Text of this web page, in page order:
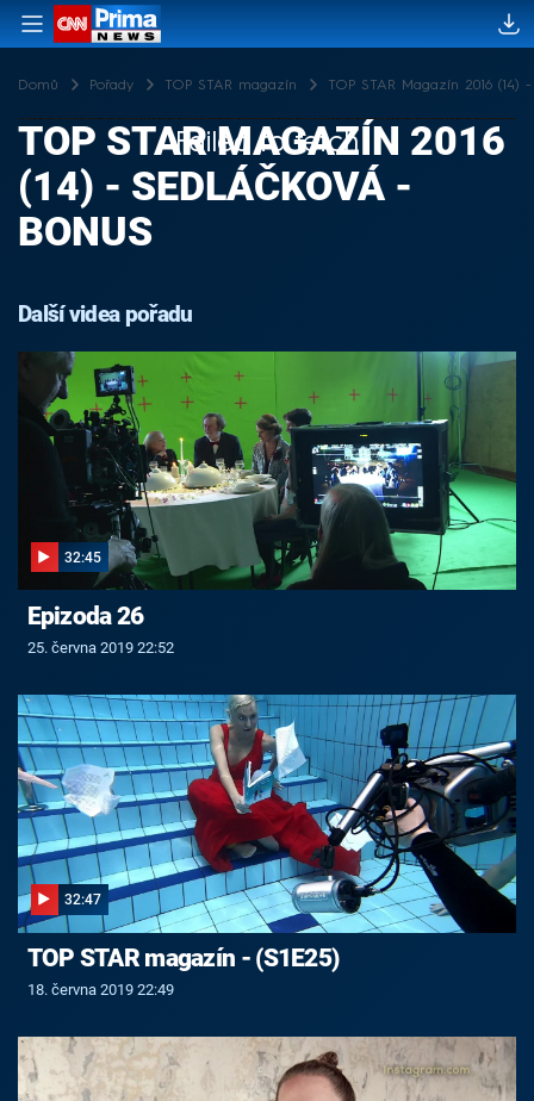
Domů Pořady TOP STAR magazín TOP STAR Magazín 2016 (14)
Failed to fetch
TOP STAR MAGAZÍN 2016
(14) - SEDLÁČKOVÁ -
BONUS
Další videa pořadu
32:45
Epizoda 26
25. června 2019 22:52
32:47
TOP STAR magazín - (S1E25)
18. června 2019 22:49